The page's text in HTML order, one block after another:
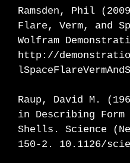
Ramsden, Phil
Flare, Verm, and
Wolfram
http://
Raup, David M.
in Describing Form
Shells. Science
150-2. 10.1126/